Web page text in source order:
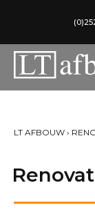
LT AFBOUW ›